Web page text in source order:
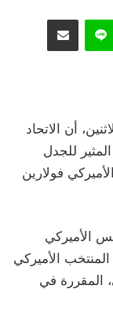
لاين مشاركة عبر البريد
أن الاتحاد
للجدل
فولارين
الأميركي
المنتخب الأميركي
المقررة في